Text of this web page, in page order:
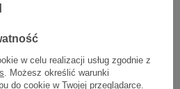
do listy zakupowej
HEALTH POLAND SP. Z O.O
w celu realizacji usług zgodnie z
. Możesz określić warunki
do cookie w Twojej przeglądarce.